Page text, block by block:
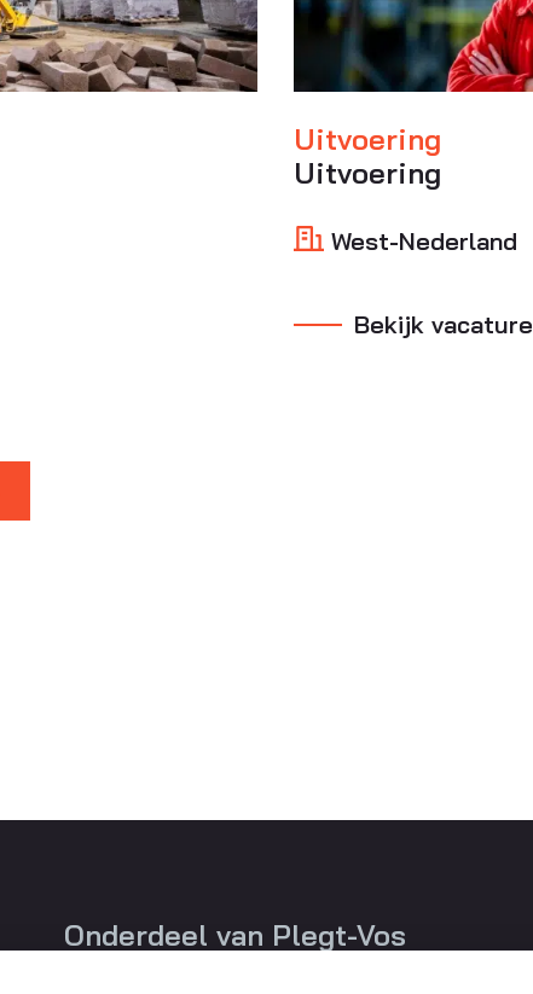
Uitvoering
Uitvoering
West-Nederland
Bekijk vacature
Onderdeel van Plegt-Vos